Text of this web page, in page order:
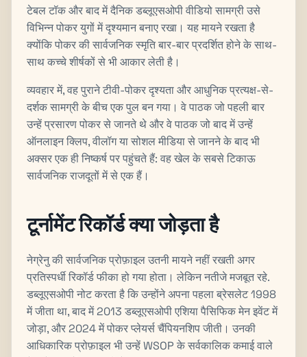
टेबल टॉक और बाद में दैनिक डब्लूएसओपी वीडियो सामग्री उसे
विभिन्न पोकर युगों में दृश्यमान बनाए रखा। यह मायने रखता है
क्योंकि पोकर की सार्वजनिक स्मृति बार-बार प्रदर्शित होने के साथ-
साथ कच्चे शीर्षकों से भी आकार लेती है।
व्यवहार में, वह पुराने टीवी-पोकर दृश्यता और आधुनिक प्रत्यक्ष-से-
दर्शक सामग्री के बीच एक पुल बन गया। वे पाठक जो पहली बार
उन्हें प्रसारण पोकर से जानते थे और वे पाठक जो बाद में उन्हें
ऑनलाइन क्लिप, वीलॉग या सोशल मीडिया से जानने के बाद भी
अक्सर एक ही निष्कर्ष पर पहुंचते हैं: वह खेल के सबसे टिकाऊ
सार्वजनिक राजदूतों में से एक हैं।
टूर्नामेंट रिकॉर्ड क्या जोड़ता है
नेग्रेनु की सार्वजनिक प्रोफ़ाइल उतनी मायने नहीं रखती अगर
प्रतिस्पर्धी रिकॉर्ड फीका हो गया होता। लेकिन नतीजे मजबूत रहे.
डब्लूएसओपी नोट करता है कि उन्होंने अपना पहला ब्रेसलेट 1998
में जीता था, बाद में 2013 डब्लूएसओपी एशिया पैसिफिक मेन इवेंट में
जोड़ा, और 2024 में पोकर प्लेयर्स चैंपियनशिप जीती। उनकी
आधिकारिक प्रोफ़ाइल भी उन्हें WSOP के सर्वकालिक कमाई वाले